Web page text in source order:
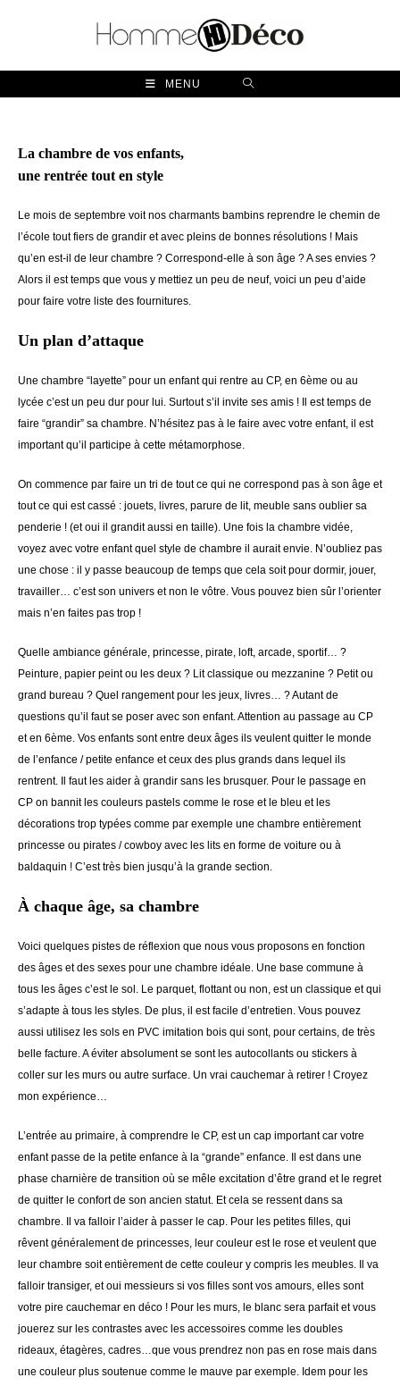
MENU
La chambre de vos enfants,
une rentrée tout en style
Le mois de septembre voit nos charmants bambins reprendre le chemin de
l’école tout fiers de grandir et avec pleins de bonnes résolutions ! Mais
qu’en est-il de leur chambre ? Correspond-elle à son âge ? A ses envies ?
Alors il est temps que vous y mettiez un peu de neuf, voici un peu d’aide
pour faire votre liste des fournitures.
Un plan d’attaque
Une chambre “layette” pour un enfant qui rentre au CP, en 6ème ou au
lycée c’est un peu dur pour lui. Surtout s’il invite ses amis ! Il est temps de
faire “grandir” sa chambre. N’hésitez pas à le faire avec votre enfant, il est
important qu’il participe à cette métamorphose.
On commence par faire un tri de tout ce qui ne correspond pas à son âge et
tout ce qui est cassé : jouets, livres, parure de lit, meuble sans oublier sa
penderie ! (et oui il grandit aussi en taille). Une fois la chambre vidée,
voyez avec votre enfant quel style de chambre il aurait envie. N’oubliez pas
une chose : il y passe beaucoup de temps que cela soit pour dormir, jouer,
travailler… c’est son univers et non le vôtre. Vous pouvez bien sûr l’orienter
mais n’en faites pas trop !
Quelle ambiance générale, princesse, pirate, loft, arcade, sportif… ?
Peinture, papier peint ou les deux ? Lit classique ou mezzanine ? Petit ou
grand bureau ? Quel rangement pour les jeux, livres… ? Autant de
questions qu’il faut se poser avec son enfant. Attention au passage au CP
et en 6ème. Vos enfants sont entre deux âges ils veulent quitter le monde
de l’enfance / petite enfance et ceux des plus grands dans lequel ils
rentrent. Il faut les aider à grandir sans les brusquer. Pour le passage en
CP on bannit les couleurs pastels comme le rose et le bleu et les
décorations trop typées comme par exemple une chambre entièrement
princesse ou pirates / cowboy avec les lits en forme de voiture ou à
baldaquin ! C’est très bien jusqu’à la grande section.
À chaque âge, sa chambre
Voici quelques pistes de réflexion que nous vous proposons en fonction
des âges et des sexes pour une chambre idéale. Une base commune à
tous les âges c’est le sol. Le parquet, flottant ou non, est un classique et qui
s’adapte à tous les styles. De plus, il est facile d’entretien. Vous pouvez
aussi utilisez les sols en PVC imitation bois qui sont, pour certains, de très
belle facture. A éviter absolument se sont les autocollants ou stickers à
coller sur les murs ou autre surface. Un vrai cauchemar à retirer ! Croyez
mon expérience…
L’entrée au primaire, à comprendre le CP, est un cap important car votre
enfant passe de la petite enfance à la “grande” enfance. Il est dans une
phase charnière de transition où se mêle excitation d’être grand et le regret
de quitter le confort de son ancien statut. Et cela se ressent dans sa
chambre. Il va falloir l’aider à passer le cap. Pour les petites filles, qui
rêvent généralement de princesses, leur couleur est le rose et veulent que
leur chambre soit entièrement de cette couleur y compris les meubles. Il va
falloir transiger, et oui messieurs si vos filles sont vos amours, elles sont
votre pire cauchemar en déco ! Pour les murs, le blanc sera parfait et vous
jouerez sur les contrastes avec les accessoires comme les doubles
rideaux, étagères, cadres…que vous prendrez non pas en rose mais dans
une couleur plus soutenue comme le mauve par exemple. Idem pour les